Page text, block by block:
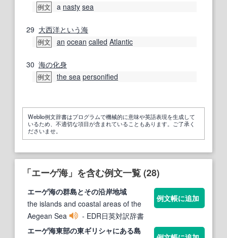
例文 a nasty sea
29 大西洋という海
例文 an ocean called Atlantic
30 海の化身
例文 the sea personified
Weblio例文辞書はプログラムで機械的に意味や英語表現を生成して
いるため、不適切な項目が含まれていることもあります。ご了承く
ださいませ。
「エーゲ海」を含む例文一覧 (28)
エーゲ海の群島とその沿岸地域
the islands and coastal areas of the
Aegean Sea
- EDR日英対訳辞書
例文帳に追加
エーゲ海東部の東ギリシャにある島